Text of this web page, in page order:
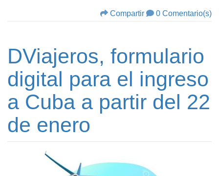
Compartir 0 Comentario(s)
DViajeros, formulario
digital para el ingreso
a Cuba a partir del 22
de enero